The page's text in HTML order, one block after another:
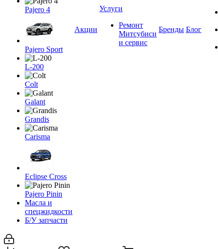
Pajero 4
Pajero Sport
L-200
Colt
Galant
Grandis
Carisma
Eclipse Cross
Pajero Pinin
Масла и
спецжидкости
Б/У запчасти
Акции
Услуги
Ремонт
Митсубиси
и сервис
Бренды Блог